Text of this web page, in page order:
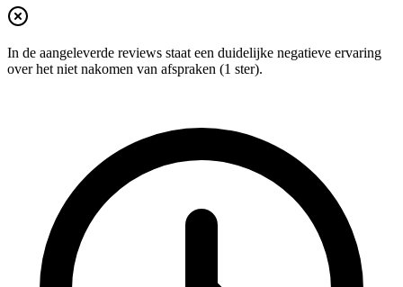
In de aangeleverde reviews staat een duidelijke negatieve ervaring
over het niet nakomen van afspraken (1 ster).